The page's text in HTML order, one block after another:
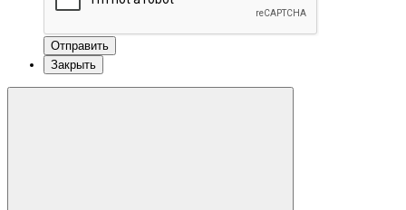
Отправить
Закрыть